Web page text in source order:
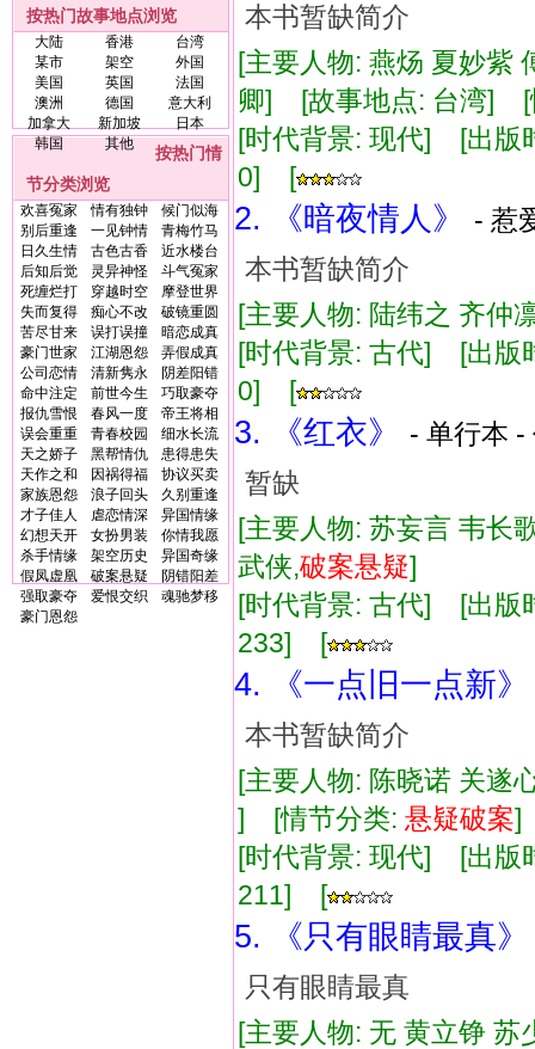
按热门故事地点浏览
大陆 香港
台湾
某市
架空
外国
美国
英国
法国
澳洲
德国
意大利
加拿大
新加坡
日本
韩国
其他
按热门情
节分类浏览
欢喜冤家 情有独钟
候门似海
别后重逢
一见钟情
青梅竹马
日久生情
古色古香
近水楼台
后知后觉
灵异神怪
斗气冤家
死缠烂打
穿越时空
摩登世界
失而复得
痴心不改
破镜重圆
苦尽甘来
误打误撞
暗恋成真
豪门世家
江湖恩怨
弄假成真
公司恋情
清新隽永
阴差阳错
命中注定
前世今生
巧取豪夺
报仇雪恨
春风一度
帝王将相
误会重重
青春校园
细水长流
天之娇子
黑帮情仇
患得患失
天作之和
因祸得福
协议买卖
家族恩怨
浪子回头
久别重逢
才子佳人
虐恋情深
异国情缘
幻想天开
女扮男装
你情我愿
杀手情缘
架空历史
异国奇缘
假凤虚凰
破案悬疑
阴错阳差
强取豪夺
爱恨交织
魂驰梦移
豪门恩怨
本书暂缺简介
[主要人物: 燕炀 夏妙紫
卿] [故事地点: 台湾] [
[时代背景: 现代] [出
0] [
2. 《暗夜情人》
- 惹
本书暂缺简介
[主要人物: 陆纬之 齐
[时代背景: 古代] [出
0] [
3. 《红衣》
- 单行本
暂缺
[主要人物: 苏妄言 韦
武侠,破案悬疑]
[时代背景: 古代] [出
233] [
4. 《一点旧一点新》
本书暂缺简介
[主要人物: 陈晓诺 关遂
] [情节分类: 悬疑破案
[时代背景: 现代] [出
211] [
5. 《只有眼睛最真》
只有眼睛最真
[主要人物: 无 黄立铮